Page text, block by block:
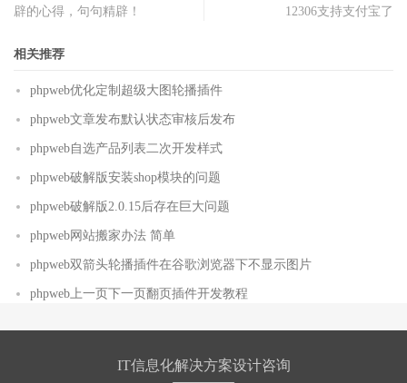
辟的心得，句句精辟！
12306支持支付宝了
相关推荐
phpweb优化定制超级大图轮播插件
phpweb文章发布默认状态审核后发布
phpweb自选产品列表二次开发样式
phpweb破解版安装shop模块的问题
phpweb破解版2.0.15后存在巨大问题
phpweb网站搬家办法 简单
phpweb双箭头轮播插件在谷歌浏览器下不显示图片
phpweb上一页下一页翻页插件开发教程
IT信息化解决方案设计咨询